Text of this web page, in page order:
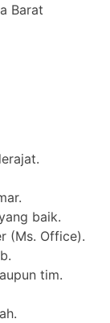
Barat
baik.
(Ms. Office).
tim.